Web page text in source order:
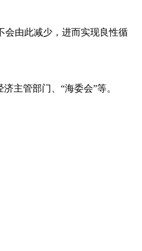
由此减少，进而实现良性循
管部门、“海委会”等。